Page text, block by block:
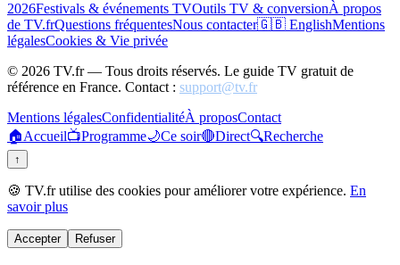
2026Festivals & événements TVOutils TV & conversionÀ propos
de TV.frQuestions fréquentesNous contacter🇬🇧 EnglishMentions
légalesCookies & Vie privée
© 2026 TV.fr — Tous droits réservés. Le guide TV gratuit de
référence en France. Contact : support@tv.fr
Mentions légalesConfidentialitéÀ proposContact
🏠Accueil📺Programme🌙Ce soir🔴Direct🔍Recherche
↑
🍪 TV.fr utilise des cookies pour améliorer votre expérience. En
savoir plus
Accepter Refuser